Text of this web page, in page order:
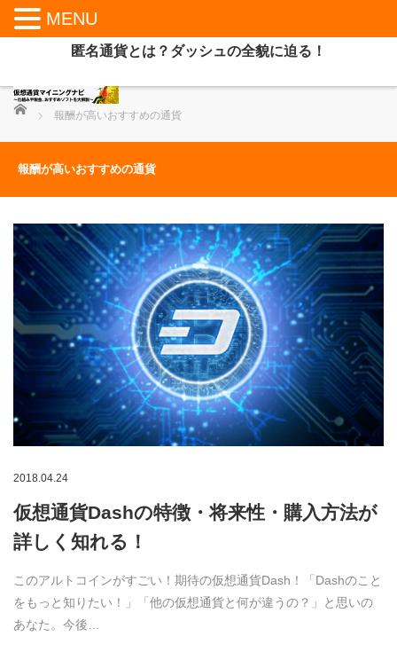
匿名通貨とは？ダッシュの全貌に迫る！
ホーム
報酬が高いおすすめの通貨
報酬が高いおすすめの通貨
2018.04.24
仮想通貨Dashの特徴・将来性・購入方法が
詳しく知れる！
このアルトコインがすごい！期待の仮想通貨Dash！「Dashのこと
をもっと知りたい！」「他の仮想通貨と何が違うの？」と思いの
あなた。今後…
MENU